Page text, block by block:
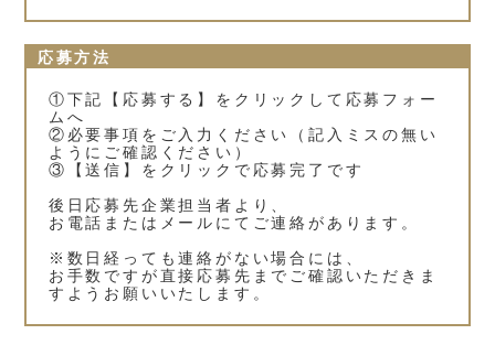
応募方法
①下記【応募する】をクリックして応募フォー
ムへ
②必要事項をご入力ください（記入ミスの無い
ようにご確認ください）
③【送信】をクリックで応募完了です
後日応募先企業担当者より、
お電話またはメールにてご連絡があります。
※数日経っても連絡がない場合には、
お手数ですが直接応募先までご確認いただきま
すようお願いいたします。